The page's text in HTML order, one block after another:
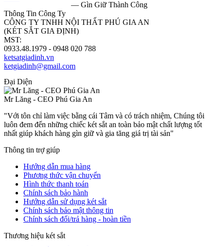
— Gìn Giữ Thành Công
Thông Tin Công Ty
CÔNG TY TNHH NỘI THẤT PHÚ GIA AN
(KÉT SẮT GIA ĐỊNH)
MST:
0933.48.1979 - 0948 020 788
ketsatgiadinh.vn
ketgiadinh@gmail.com
Đại Diện
Mr Lăng - CEO Phú Gia An
"Với tôn chỉ làm việc bằng cái Tâm và có trách nhiệm, Chúng tôi
luôn đem đến những chiếc két sắt an toàn bảo mật chất lượng tốt
nhất giúp khách hàng gìn giữ và gia tăng giá trị tài sản"
Thông tin trợ giúp
Hướng dẫn mua hàng
Phương thức vận chuyển
Hình thức thanh toán
Chính sách bảo hành
Hướng dẫn sử dụng két sắt
Chính sách bảo mật thông tin
Chính sách đổi/trả hàng - hoàn tiền
Thương hiệu két sắt